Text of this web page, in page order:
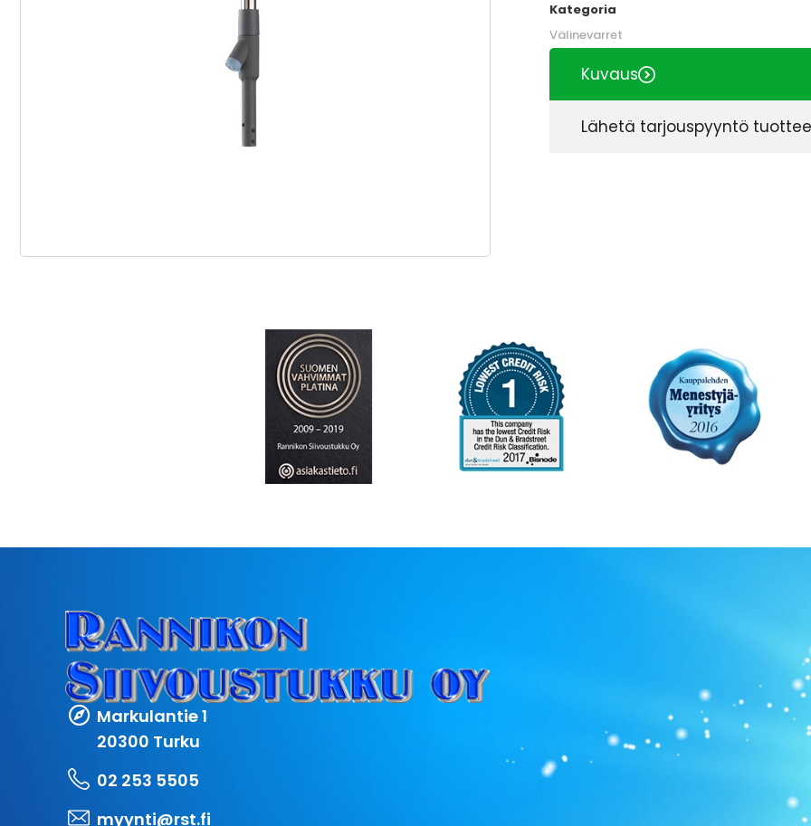
Kategoria
Välinevarret
Kuvaus
Lähetä tarjouspyyntö
Markulantie 1
20300 Turku
02 253 5505
myynti@rst.fi